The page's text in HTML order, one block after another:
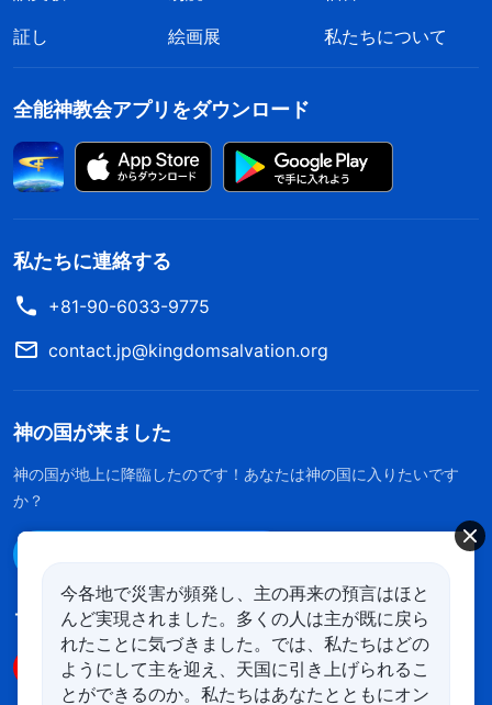
証し
絵画展 私たちについて
全能神教会アプリをダウンロード
私たちに連絡する
+81-90-6033-9775
contact.jp@kingdomsalvation.org
神の国が来ました
神の国が地上に降臨したのです！あなたは神の国に入りたいです
か？
フォローする
今各地で災害が頻発し、主の再来の預言はほと
んど実現されました。多くの人は主が既に戻ら
れたことに気づきました。では、私たちはどの
ようにして主を迎え、天国に引き上げられるこ
とができるのか。私たちはあなたとともにオン